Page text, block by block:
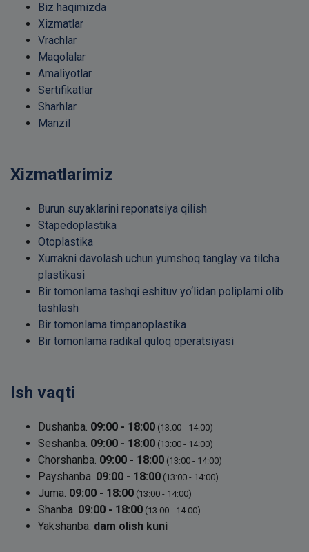
Biz haqimizda
Xizmatlar
Vrachlar
Maqolalar
Amaliyotlar
Sertifikatlar
Sharhlar
Manzil
Xizmatlarimiz
Burun suyaklarini reponatsiya qilish
Stapedoplastika
Otoplastika
Xurrakni davolash uchun yumshoq tanglay va tilcha
plastikasi
Bir tomonlama tashqi eshituv yo‘lidan poliplarni olib
tashlash
Bir tomonlama timpanoplastika
Bir tomonlama radikal quloq operatsiyasi
Ish vaqti
Dushanba. 09:00 - 18:00 (13:00 - 14:00)
Seshanba. 09:00 - 18:00 (13:00 - 14:00)
Chorshanba. 09:00 - 18:00 (13:00 - 14:00)
Payshanba. 09:00 - 18:00 (13:00 - 14:00)
Juma. 09:00 - 18:00 (13:00 - 14:00)
Shanba. 09:00 - 18:00 (13:00 - 14:00)
Yakshanba. dam olish kuni